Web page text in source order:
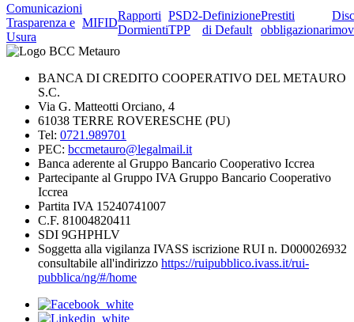
Comunicazioni
Trasparenza e
Usura
MIFID
Rapporti
Dormienti
PSD2-
TPP
Definizione
di Default
Prestiti
obbligazionari
BANCA DI CREDITO COOPERATIVO DEL METAURO
S.C.
Via G. Matteotti Orciano, 4
61038 TERRE ROVERESCHE (PU)
Tel: 0721.989701
PEC: bccmetauro@legalmail.it
Banca aderente al Gruppo Bancario Cooperativo Iccrea
Partecipante al Gruppo IVA Gruppo Bancario Cooperativo
Iccrea
Partita IVA 15240741007
C.F. 81004820411
SDI 9GHPHLV
Soggetta alla vigilanza IVASS iscrizione RUI n. D000026932
consultabile all'indirizzo https://ruipubblico.ivass.it/rui-
pubblica/ng/#/home